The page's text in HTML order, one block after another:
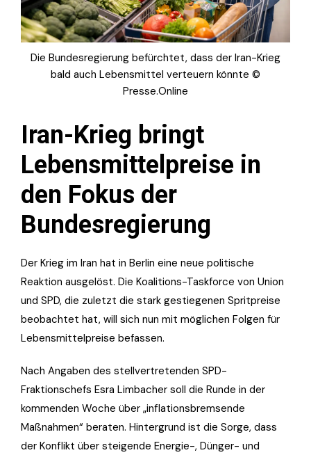
Die Bundesregierung befürchtet, dass der Iran-Krieg
bald auch Lebensmittel verteuern könnte ©
Presse.Online
Iran-Krieg bringt
Lebensmittelpreise in
den Fokus der
Bundesregierung
Der Krieg im Iran hat in Berlin eine neue politische
Reaktion ausgelöst. Die Koalitions-Taskforce von Union
und SPD, die zuletzt die stark gestiegenen Spritpreise
beobachtet hat, will sich nun mit möglichen Folgen für
Lebensmittelpreise befassen.
Nach Angaben des stellvertretenden SPD-
Fraktionschefs Esra Limbacher soll die Runde in der
kommenden Woche über „inflationsbremsende
Maßnahmen“ beraten. Hintergrund ist die Sorge, dass
der Konflikt über steigende Energie-, Dünger- und